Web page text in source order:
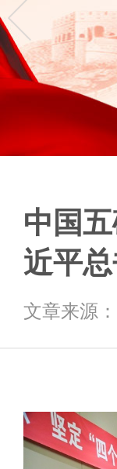
中国
近平
文章来源